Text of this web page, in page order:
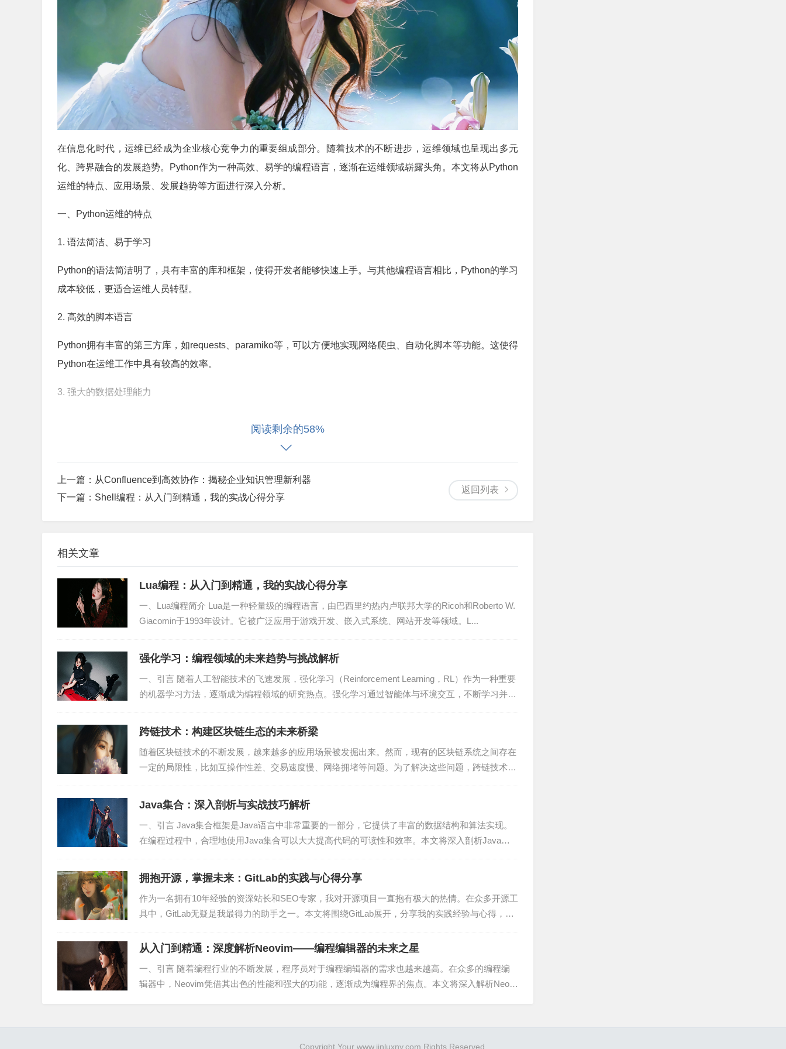
在信息化时代，运维已经成为企业核心竞争力的重要组成部分。随着技术的不断进步，运维领域也呈现出多元
化、跨界融合的发展趋势。Python作为一种高效、易学的编程语言，逐渐在运维领域崭露头角。本文将从Python
运维的特点、应用场景、发展趋势等方面进行深入分析。
一、Python运维的特点
1. 语法简洁、易于学习
Python的语法简洁明了，具有丰富的库和框架，使得开发者能够快速上手。与其他编程语言相比，Python的学习
成本较低，更适合运维人员转型。
2. 高效的脚本语言
Python拥有丰富的第三方库，如requests、paramiko等，可以方便地实现网络爬虫、自动化脚本等功能。这使得
Python在运维工作中具有较高的效率。
3. 强大的数据处理能力
Python具有跨平台的特点，可以在Windows、Linux、macOS等操作系统上运行，使得运维人员可以更加方便地
1. 自动化部署
Python可以编写自动化脚本，实现自动化部署。例如，使用Ansible、Fabric等工具，可以自动化部署应用、服
务器等。
Python在日志分析方面具有显著优势。通过分析日志数据，可以了解系统的运行状况、排查故障等。如使用logp
arser、pylogparser等库，可以方便地对日志数据进行处理和分析。
Python可以编写监控预警脚本，实时监测系统运行状态，发现异常及时报警。如使用Prometheus、Grafana等工
具，可以方便地实现监控系统。
Python在代码质量管理方面具有重要作用。通过编写自动化测试脚本，可以保证代码质量。如使用unittest、pyte
st等库，可以方便地对代码进行测试。
5. 云计算平台
Python在云计算平台方面具有广泛的应用。如编写自动化脚本，可以实现云资源的申请、部署、伸缩等功能。
1. 跨界融合
Python运维与其他领域的融合将成为趋势。如人工智能、大数据等技术在运维领域的应用，将推动Python运维的
阅读剩余的58%
返回列表
上一篇： 从Confluence到高效协作：揭秘企业知识管理新利器
下一篇： Shell编程：从入门到精通，我的实战心得分享
相关文章
Lua编程：从入门到精通，我的实战心得分享
一、Lua编程简介 Lua是一种轻量级的编程语言，由巴西里约热内卢联邦大学的Ricoh和Roberto W.
Giacomin于1993年设计。它被广泛应用于游戏开发、嵌入式系统、网站开发等领域。L...
强化学习：编程领域的未来趋势与挑战解析
一、引言 随着人工智能技术的飞速发展，强化学习（Reinforcement Learning，RL）作为一种重要
的机器学习方法，逐渐成为编程领域的研究热点。强化学习通过智能体与环境交互，不断学习并
跨链技术：构建区块链生态的未来桥梁
随着区块链技术的不断发展，越来越多的应用场景被发掘出来。然而，现有的区块链系统之间存在
一定的局限性，比如互操作性差、交易速度慢、网络拥堵等问题。为了解决这些问题，跨链技术应
Java集合：深入剖析与实战技巧解析
一、引言 Java集合框架是Java语言中非常重要的一部分，它提供了丰富的数据结构和算法实现。
在编程过程中，合理地使用Java集合可以大大提高代码的可读性和效率。本文将深入剖析Java集
拥抱开源，掌握未来：GitLab的实践与心得分享
作为一名拥有10年经验的资深站长和SEO专家，我对开源项目一直抱有极大的热情。在众多开源工
具中，GitLab无疑是我最得力的助手之一。本文将围绕GitLab展开，分享我的实践经验与心得，希
从入门到精通：深度解析Neovim——编程编辑器的未来之星
一、引言 随着编程行业的不断发展，程序员对于编程编辑器的需求也越来越高。在众多的编程编
辑器中，Neovim凭借其出色的性能和强大的功能，逐渐成为编程界的焦点。本文将深入解析Neovi
Copyright Your www.jinluxny.com Rights Reserved.